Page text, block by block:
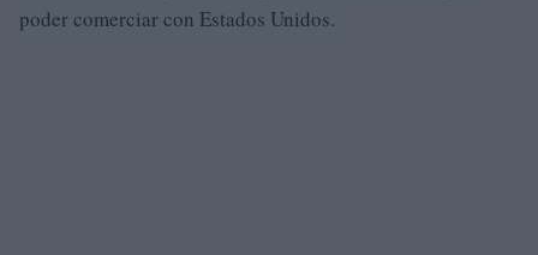
poder comerciar con Estados Unidos.